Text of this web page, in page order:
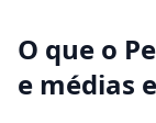
O que o
e médias